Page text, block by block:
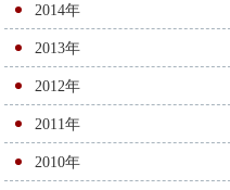
2014年
2013年
2012年
2011年
2010年